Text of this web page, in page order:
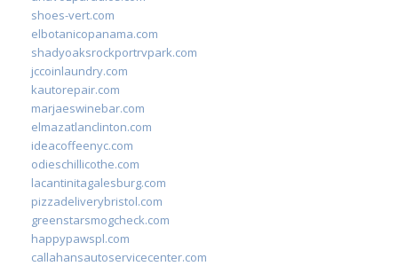
shoes-vert.com
elbotanicopanama.com
shadyoaksrockportrvpark.com
jccoinlaundry.com
kautorepair.com
marjaeswinebar.com
elmazatlanclinton.com
ideacoffeenyc.com
odieschillicothe.com
lacantinitagalesburg.com
pizzadeliverybristol.com
greenstarsmogcheck.com
happypawspl.com
callahansautoservicecenter.com